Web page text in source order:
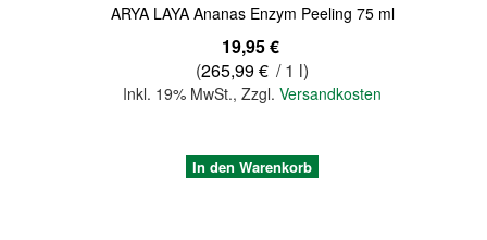
ARYA LAYA Ananas Enzym Peeling 75 ml
19,95 €
(265,99 € / 1 l)
Inkl. 19% MwSt.,Zzgl.Versandkosten
In den Warenkorb